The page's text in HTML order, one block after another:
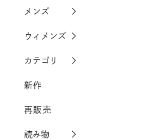
メンズ
ウィメンズ
カテゴリ
新作
再販売
読み物